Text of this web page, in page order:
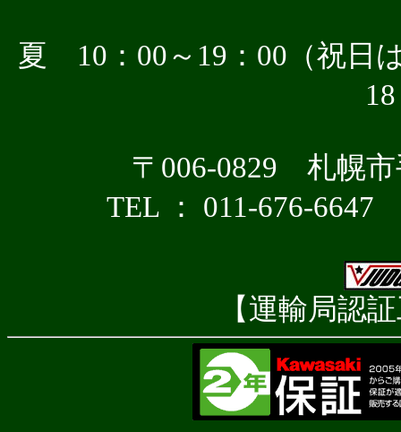
夏 10：00～19：00（祝
〒006-0829 札幌市
TEL ： 011-676-
【運輸局認